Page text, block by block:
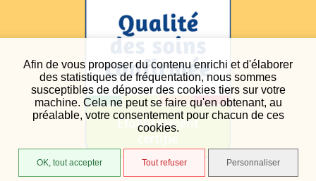
Afin de vous proposer du contenu enrichi et d'élaborer
des statistiques de fréquentation, nous sommes
susceptibles de déposer des cookies tiers sur votre
machine. Cela ne peut se faire qu'en obtenant, au
préalable, votre consentement pour chacun de ces
cookies.
OK, tout accepter Tout refuser Personnaliser